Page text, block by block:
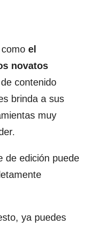
el
novatos
contenido
brinda a sus
muy
de edición puede
ya puedes